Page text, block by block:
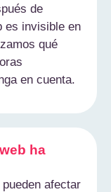
de
es invisible en
qué
en cuenta.
ha
afectar